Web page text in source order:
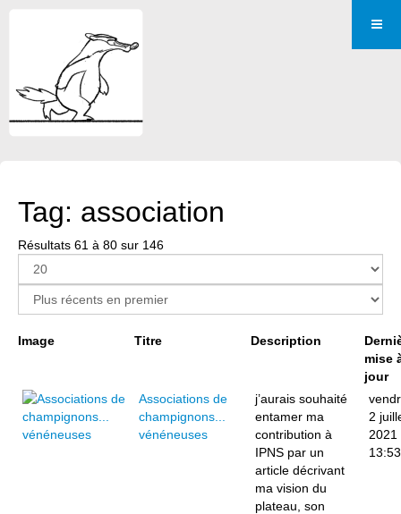
Tag: association
Résultats 61 à 80 sur 146
Image Titre Description
mise
jour
Associations de
champignons...
vénéneuses
j’aurais souhaité
entamer ma
contribution à
IPNS par un
article décrivant
ma vision du
plateau, son
2
2021
13:53